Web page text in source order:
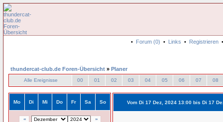
• Forum (0) • Links • Registrieren
thundercat-club.de Foren-Übersicht » Planer
Alle Ereignisse 00 01 02 03 04 05 06 07 08
Mo Di Mi Do Fr Sa So
« »
Vom Di 17 Dez, 2024 13:00 bis Di 17